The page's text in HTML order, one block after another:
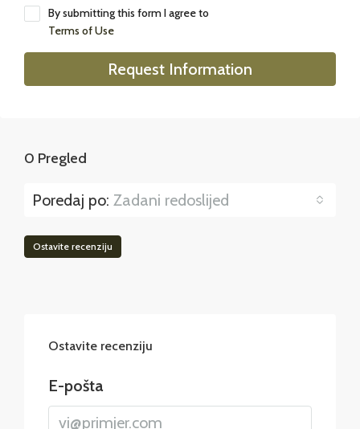
By submitting this form I agree to
Terms of Use
Request Information
0 Pregled
Poredaj po: Zadani redoslijed
Ostavite recenziju
Ostavite recenziju
E-pošta